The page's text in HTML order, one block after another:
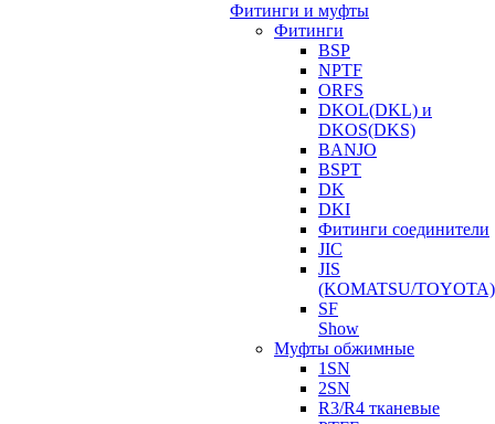
Фитинги и муфты
Фитинги
BSP
NPTF
ORFS
DKOL(DKL) и
DKOS(DKS)
BANJO
BSPT
DK
DKI
Фитинги соединители
JIC
JIS
(KOMATSU/TOYOTA)
SF
Show
Муфты обжимные
1SN
2SN
R3/R4 тканевые